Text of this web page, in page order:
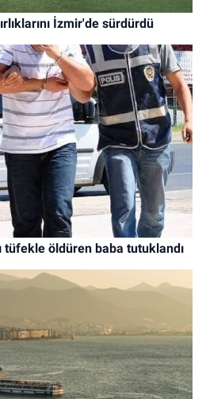
İzmir'de sürdürdü
tüfekle öldüren baba tutuklandı